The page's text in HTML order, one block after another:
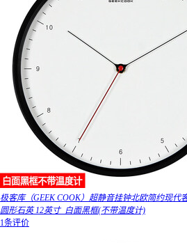
极客库（GEEK COOK）超静音挂钟北欧简约现代
圆形石英 12英寸_白面黑框(不带温度计)
1条评价